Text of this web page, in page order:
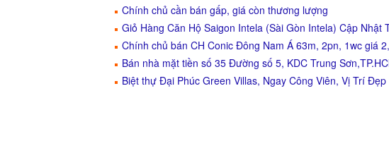
Chính chủ cần bán gấp, giá còn thương lượng
Giỏ Hàng Căn Hộ Saigon Intela (Sài Gòn Intela) Cập Nhật
Chính chủ bán CH Conic Đông Nam Á 63m, 2pn, 1wc giá
Bán nhà mặt tiền số 35 Đường số 5, KDC Trung
Biệt thự Đại Phúc Green Villas, Ngay Công Viên, Vị Trí Đẹp